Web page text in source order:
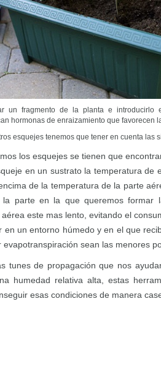
un fragmento de la planta e introducirlo
hormonas de enraizamiento que favorecen
esquejes tenemos que tener en cuenta las
los esquejes se tienen que
en un sustrato la temperatura de
de la temperatura de la parte
parte en la que queremos formar
este mas lento, evitando el
en un entorno húmedo y en el que
sean las menores
tunes de propagación que nos
humedad relativa alta, estas
esas condiciones de manera